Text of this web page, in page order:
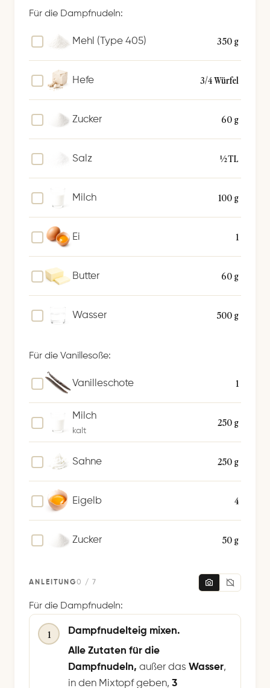
i
h
n
Für die Dampfnudeln:
350 g
Mehl (Type 405)
3/4 Würfel
Hefe
60 g
Zucker
½ TL
Salz
100 g
Milch
1
Ei
60 g
Butter
500 g
Wasser
Für die Vanillesoße:
1
Vanilleschote
250 g
Milch
kalt
250 g
Sahne
4
Eigelb
50 g
Zucker
ANLEITUNG0 / 7
Für die Dampfnudeln:
1
Dampfnudelteig mixen.
Alle Zutaten für die
Dampfnudeln, außer das Wasser,
in den Mixtopf geben, 3